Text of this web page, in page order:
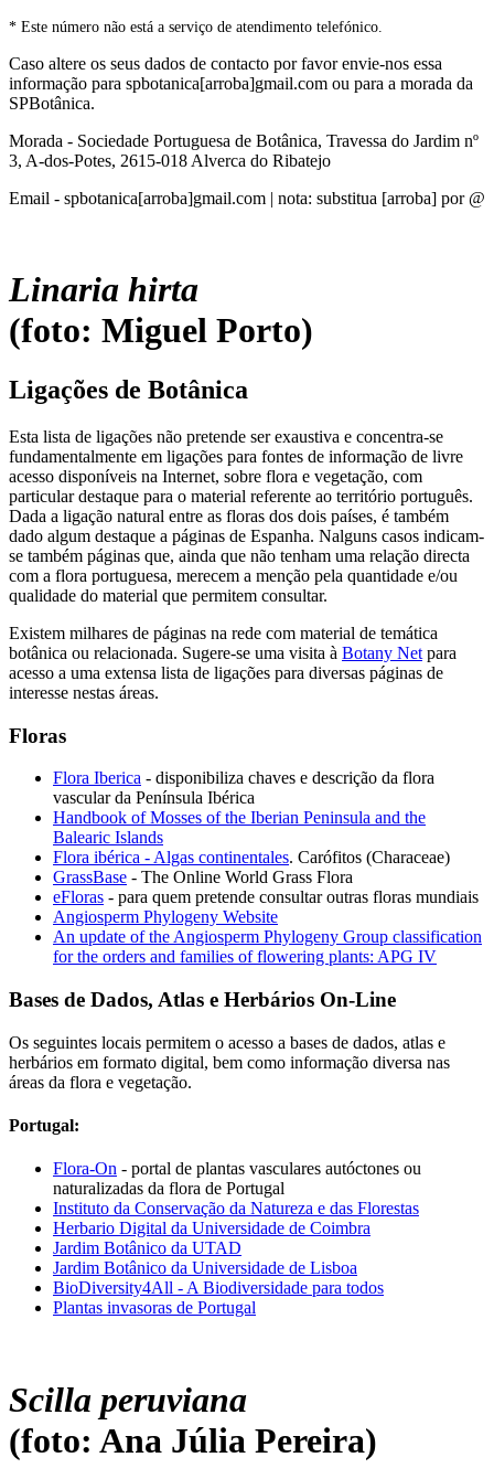
* Este número não está a serviço de atendimento telefónico.
Caso altere os seus dados de contacto por favor envie-nos essa
informação para spbotanica[arroba]gmail.com ou para a morada da
SPBotânica.
Morada - Sociedade Portuguesa de Botânica, Travessa do Jardim nº
3, A-dos-Potes, 2615-018 Alverca do Ribatejo
Email - spbotanica[arroba]gmail.com | nota: substitua [arroba] por @
Linaria hirta
(foto: Miguel Porto)
Ligações de Botânica
Esta lista de ligações não pretende ser exaustiva e concentra-se
fundamentalmente em ligações para fontes de informação de livre
acesso disponíveis na Internet, sobre flora e vegetação, com
particular destaque para o material referente ao território português.
Dada a ligação natural entre as floras dos dois países, é também
dado algum destaque a páginas de Espanha. Nalguns casos indicam-
se também páginas que, ainda que não tenham uma relação directa
com a flora portuguesa, merecem a menção pela quantidade e/ou
qualidade do material que permitem consultar.
Existem milhares de páginas na rede com material de temática
botânica ou relacionada. Sugere-se uma visita à Botany Net para
acesso a uma extensa lista de ligações para diversas páginas de
interesse nestas áreas.
Floras
Flora Iberica - disponibiliza chaves e descrição da flora
vascular da Península Ibérica
Handbook of Mosses of the Iberian Peninsula and the
Balearic Islands
Flora ibérica - Algas continentales. Carófitos (Characeae)
GrassBase - The Online World Grass Flora
eFloras - para quem pretende consultar outras floras mundiais
Angiosperm Phylogeny Website
An update of the Angiosperm Phylogeny Group classification
for the orders and families of flowering plants: APG IV
Bases de Dados, Atlas e Herbários On-Line
Os seguintes locais permitem o acesso a bases de dados, atlas e
herbários em formato digital, bem como informação diversa nas
áreas da flora e vegetação.
Portugal:
Flora-On - portal de plantas vasculares autóctones ou
naturalizadas da flora de Portugal
Instituto da Conservação da Natureza e das Florestas
Herbario Digital da Universidade de Coimbra
Jardim Botânico da UTAD
Jardim Botânico da Universidade de Lisboa
BioDiversity4All - A Biodiversidade para todos
Plantas invasoras de Portugal
Scilla peruviana
(foto: Ana Júlia Pereira)